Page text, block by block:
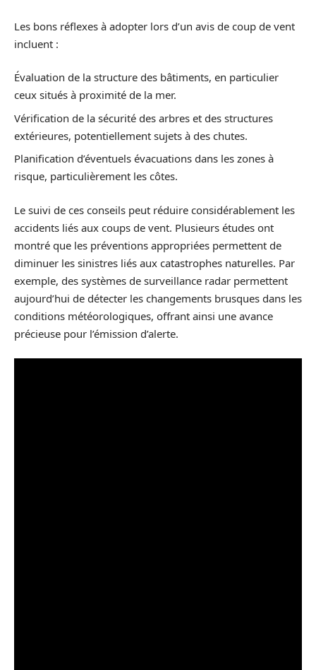
Les bons réflexes à adopter lors d’un avis de coup de vent
incluent :
Évaluation de la structure des bâtiments, en particulier
ceux situés à proximité de la mer.
Vérification de la sécurité des arbres et des structures
extérieures, potentiellement sujets à des chutes.
Planification d’éventuels évacuations dans les zones à
risque, particulièrement les côtes.
Le suivi de ces conseils peut réduire considérablement les
accidents liés aux coups de vent. Plusieurs études ont
montré que les préventions appropriées permettent de
diminuer les sinistres liés aux catastrophes naturelles. Par
exemple, des systèmes de surveillance radar permettent
aujourd’hui de détecter les changements brusques dans les
conditions météorologiques, offrant ainsi une avance
précieuse pour l’émission d’alerte.